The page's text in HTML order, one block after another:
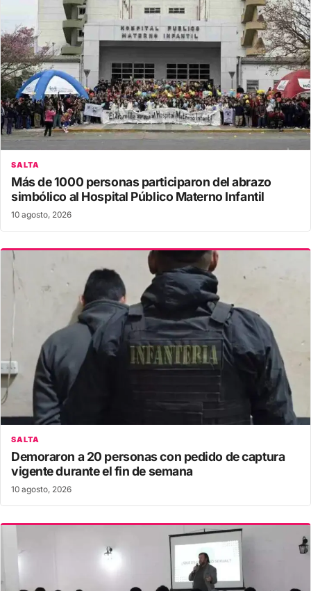
SALTA
Más de 1000 personas participaron del abrazo
simbólico al Hospital Público Materno Infantil
10 agosto, 2026
SALTA
Demoraron a 20 personas con pedido de captura
vigente durante el fin de semana
10 agosto, 2026